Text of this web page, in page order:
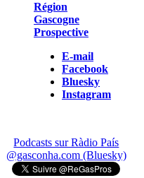
Région
Gascogne
Prospective
E-mail
Facebook
Bluesky
Instagram
Podcasts sur Ràdio País
@gasconha.com (Bluesky)